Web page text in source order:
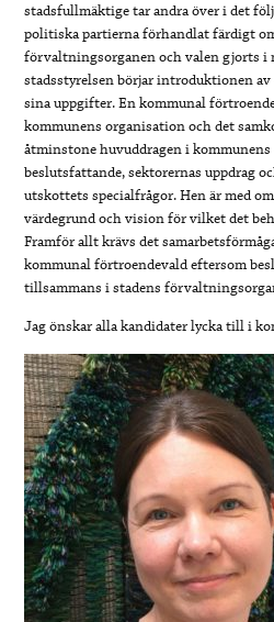
stadsfullmäktige tar andra över i det
politiska partierna förhandlat färdigt
förvaltningsorganen och valen gjorts i
stadsstyrelsen börjar introduktionen
sina uppgifter. En kommunal
kommunens organisation och det
åtminstone huvuddragen i
beslutsfattande, sektorernas uppdrag
utskottets specialfrågor. Hen är med
värdegrund och vision för vilket det
Framför allt krävs det
kommunal förtroendevald eftersom
tillsammans i stadens
Jag önskar alla kandidater lycka till i